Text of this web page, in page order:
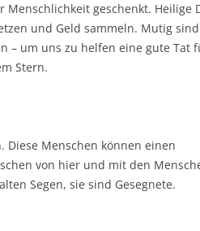
geschenkt. Heilige
und Geld sammeln. Mutig
– um uns zu helfen eine gute Tat
Stern.
Diese Menschen können einen
von hier und mit den
Segen, sie sind Gesegnete.